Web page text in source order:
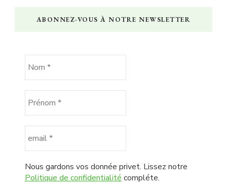
ABONNEZ-VOUS À NOTRE NEWSLETTER
Nous gardons vos donnée privet. Lissez notre
Politique de confidentialité compléte.